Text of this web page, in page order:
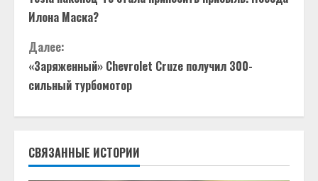
р
о
д
ж
Илона Маска?
Далее:
«Заряженный» Chevrolet Cruze получил 300-
сильный турбомотор
СВЯЗАННЫЕ ИСТОРИИ